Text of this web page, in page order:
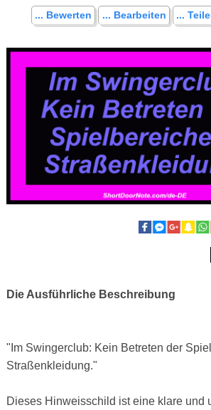
... Bewerten ... Bearbeiten ...
Die Ausführliche Beschreibung
"Im Swingerclub: Kein Betreten der
Straßenkleidung."
Dieses Hinweisschild ist eine klare und